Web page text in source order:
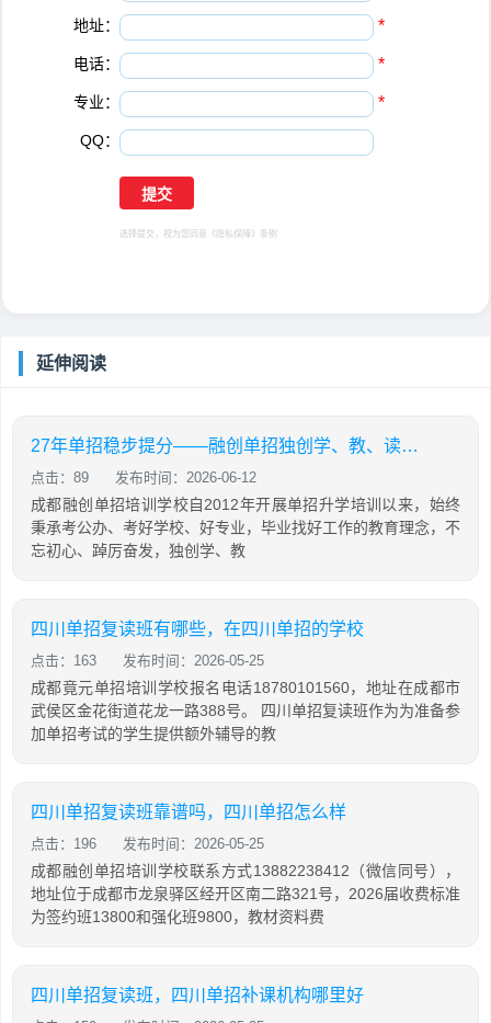
地址： *
电话： *
专业： *
QQ：
选择提交，视为您同意 《隐私保障》 条例
延伸阅读
27年单招稳步提分——融创单招独创学、教、读、背、练、考六位一体教学模式
点击：89 发布时间：2026-06-12
成都融创单招培训学校自2012年开展单招升学培训以来，始终
秉承考公办、考好学校、好专业，毕业找好工作的教育理念，不
忘初心、踔厉奋发，独创学、教
四川单招复读班有哪些，在四川单招的学校
点击：163 发布时间：2026-05-25
成都竟元单招培训学校报名电话18780101560，地址在成都市
武侯区金花街道花龙一路388号。 四川单招复读班作为为准备参
加单招考试的学生提供额外辅导的教
四川单招复读班靠谱吗，四川单招怎么样
点击：196 发布时间：2026-05-25
成都融创单招培训学校联系方式13882238412（微信同号），
地址位于成都市龙泉驿区经开区南二路321号，2026届收费标准
为签约班13800和强化班9800，教材资料费
四川单招复读班，四川单招补课机构哪里好